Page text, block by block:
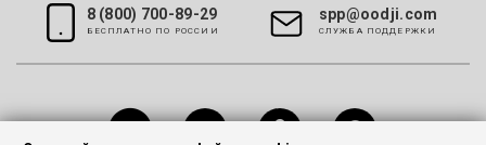
8 (800) 700-89-29
БЕСПЛАТНО ПО РОССИИ
spp@oodji.com
CЛУЖБА ПОДДЕРЖКИ